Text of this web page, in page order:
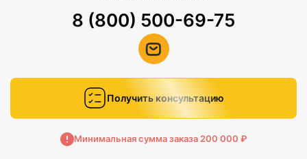
8 (800) 500-69-75
Получить консультацию
Минимальная сумма заказа 200 000 ₽